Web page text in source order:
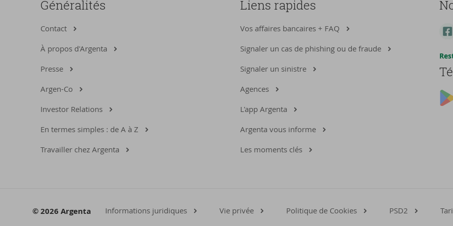
Généralités
Contact
À propos d'Argenta
Presse
Argen-Co
Investor Relations
En termes simples : de A à Z
Travailler chez Argenta
Liens rapides
Vos affaires bancaires + FAQ
Signaler un cas de phishing ou de fraude
Signaler un sinistre
Agences
L'app Argenta
Argenta vous informe
Les moments clés
© 2026 Argenta Informations juridiques Vie privée Politique de Cookies PSD2